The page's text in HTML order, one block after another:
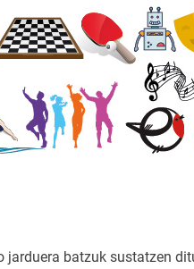
jarduera batzuk sustatzen